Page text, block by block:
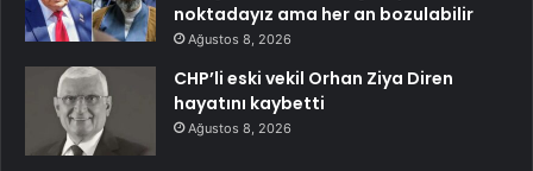
noktadayız ama her an bozulabilir
Ağustos 8, 2026
CHP’li eski vekil Orhan Ziya Diren
hayatını kaybetti
Ağustos 8, 2026